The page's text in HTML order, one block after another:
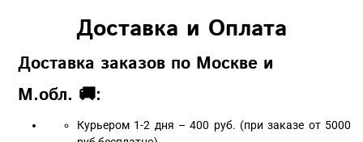
Доставка и Оплата
Доставка заказов по Москве и
М.обл. 🚚:
Курьером 1-2 дня – 400 руб. (при заказе от 5000